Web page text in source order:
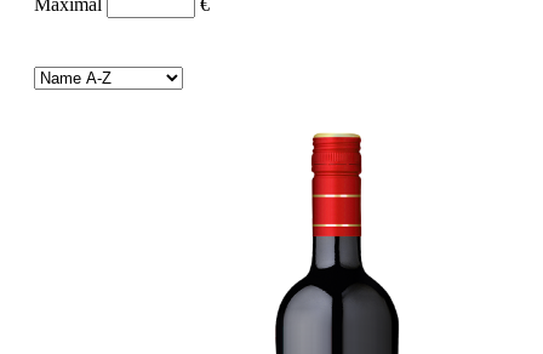
Maximal
€